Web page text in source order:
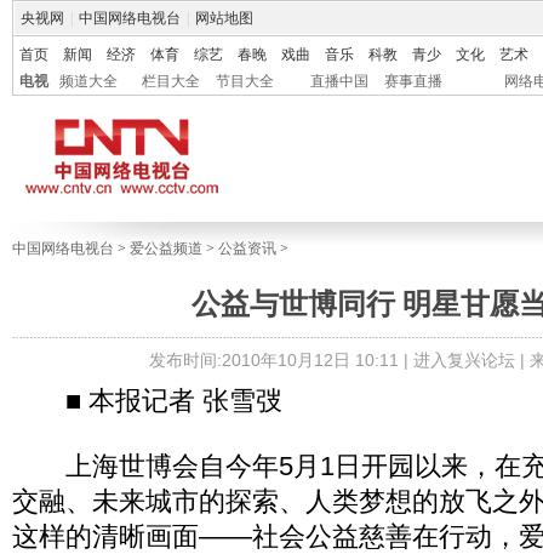
央视网 中国网络电视台 网站地图
首页 新闻 经济 体育 综艺 春晚 戏曲 音乐 科教 青少 文化
艺术
电视
频道大全 栏目大全 节目大全 直播中国 赛事直播 网络
中国网络电视台 > 爱公益频道 > 公益资讯 >
公益与世博同行 明星甘愿
发布时间:2010年10月12日 10:11 | 进入复兴论坛|
■ 本报记者 张雪弢
上海世博会自今年5月1日开园以来，在
交融、未来城市的探索、人类梦想的放飞之
这样的清晰画面——社会公益慈善在行动，